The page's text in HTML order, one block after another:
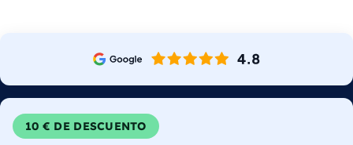
10 € DE DESCUENTO